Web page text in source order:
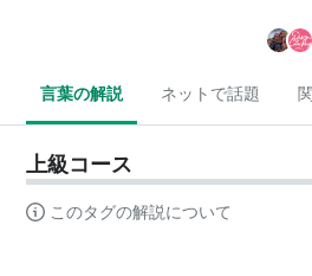
言葉の解説 ネットで話題
上級コース
このタグの解説について